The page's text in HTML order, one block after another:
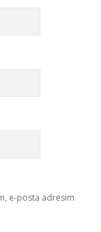
e-posta adresim